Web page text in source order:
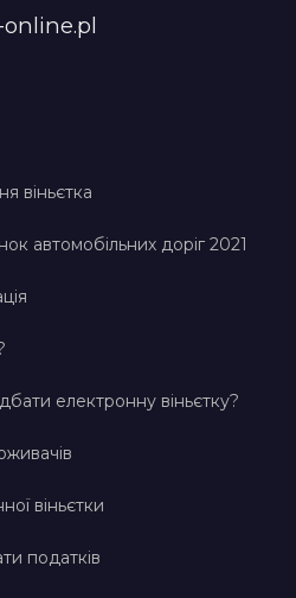
віньєтка
автомобільних доріг 2021
електронну віньєтку?
віньєтки
податків